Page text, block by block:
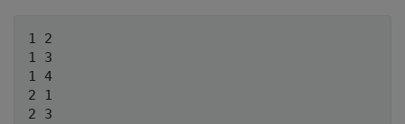
1 2
1 3
1 4
2 1
2 3